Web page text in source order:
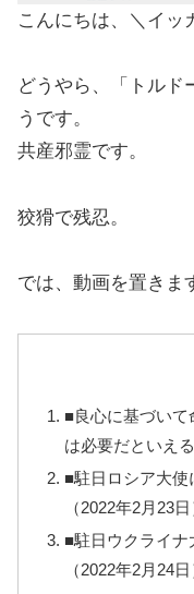
こんにちは、＼イッ
どうやら、「トルド
うです。
共産邪霊です。
狡猾で残忍。
では、動画を置きま
■良心に基づいて
は必要だといえる
■駐日ロシア大
（2022年2月23日
■駐日ウクライ
（2022年2月24日